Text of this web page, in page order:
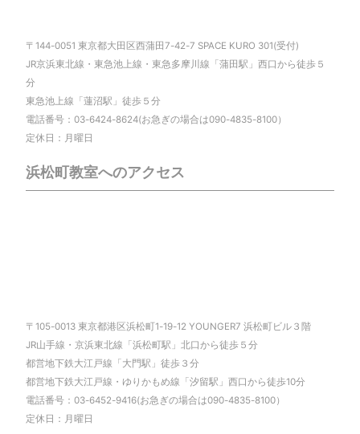
〒144-0051 東京都大田区西蒲田7-42-7 SPACE KURO 301(受付)
JR京浜東北線・東急池上線・東急多摩川線「蒲田駅」西口から徒歩５
分
東急池上線「蓮沼駅」徒歩５分
電話番号：03-6424-8624(お急ぎの場合は090-4835-8100）
定休日：月曜日
浜松町教室へのアクセス
〒105-0013 東京都港区浜松町1-19-12 YOUNGER7 浜松町ビル３階
JR山手線・京浜東北線「浜松町駅」北口から徒歩５分
都営地下鉄大江戸線「大門駅」徒歩３分
都営地下鉄大江戸線・ゆりかもめ線「汐留駅」西口から徒歩10分
電話番号：03-6452-9416(お急ぎの場合は090-4835-8100）
定休日：月曜日